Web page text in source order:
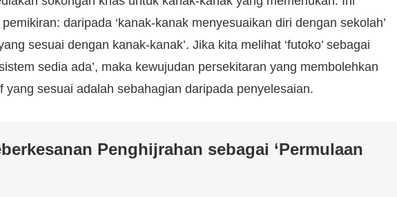
daripada ‘kanak-kanak menyesuaikan diri dengan sekolah’
sesuai dengan kanak-kanak’. Jika kita melihat ‘futoko’ sebagai
sedia ada’, maka kewujudan persekitaran yang membolehkan
yang sesuai adalah sebahagian daripada penyelesaian.
Penghijrahan sebagai ‘Permulaan